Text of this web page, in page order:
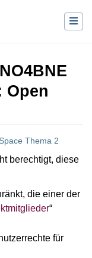
Open
Thema 2
berechtigt, diese
die einer der
“
für